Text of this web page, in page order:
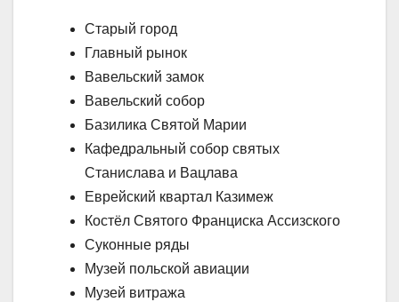
Старый город
Главный рынок
Вавельский замок
Вавельский собор
Базилика Святой Марии
Кафедральный собор святых
Станислава и Вацлава
Еврейский квартал Казимеж
Костёл Святого Франциска Ассизского
Суконные ряды
Музей польской авиации
Музей витража